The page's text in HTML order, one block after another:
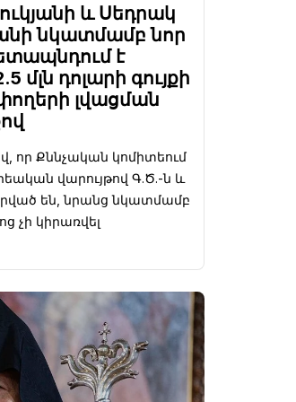
և Սեդրակ
նկատմամբ նոր
է
մլն դոլարի գույքի
լվացման
որ Քննչական կոմիտեում
վարույթով Գ.Ծ.-ն և
են, նրանց նկատմամբ
չի կիրառվել